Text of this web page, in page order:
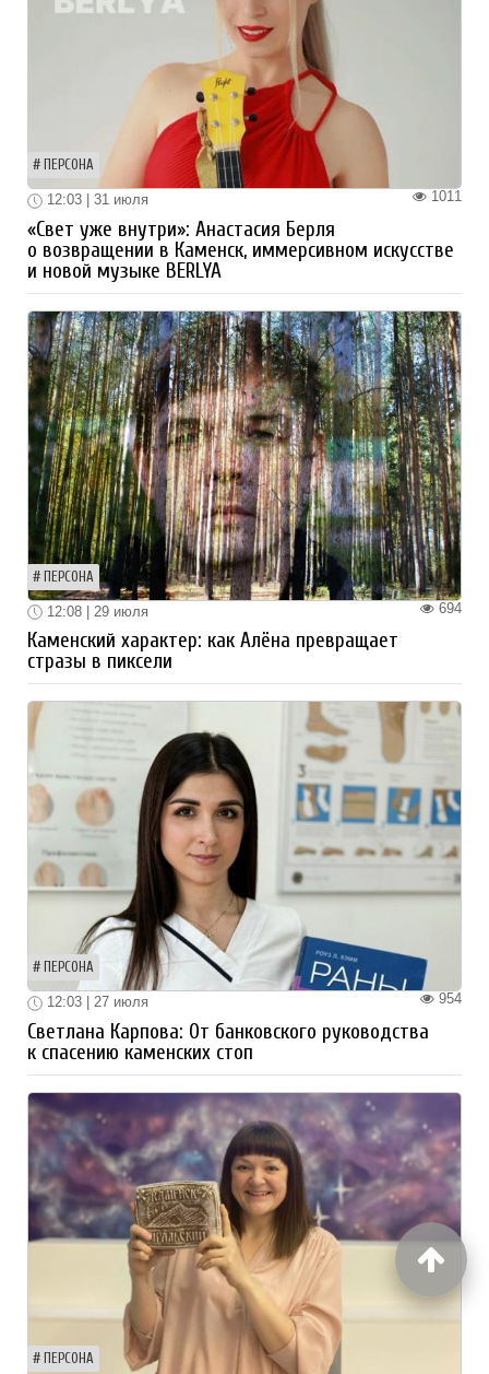
ПЕРСОНА
1011
12:03 | 31 июля
«Свет уже внутри»: Анастасия Берля
о возвращении в Каменск, иммерсивном искусстве
и новой музыке BERLYA
ПЕРСОНА
694
12:08 | 29 июля
Каменский характер: как Алёна превращает
стразы в пиксели
ПЕРСОНА
954
12:03 | 27 июля
Светлана Карпова: От банковского руководства
к спасению каменских стоп
ПЕРСОНА